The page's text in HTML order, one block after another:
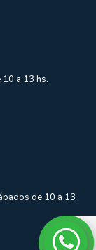
a 13 hs.
de 10 a 13